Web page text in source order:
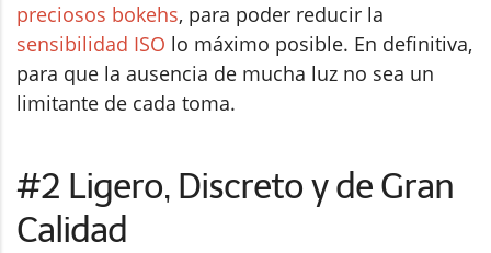
preciosos bokehs, para poder reducir la
sensibilidad ISO lo máximo posible. En definitiva,
para que la ausencia de mucha luz no sea un
limitante de cada toma.
#2 Ligero, Discreto y de Gran
Calidad